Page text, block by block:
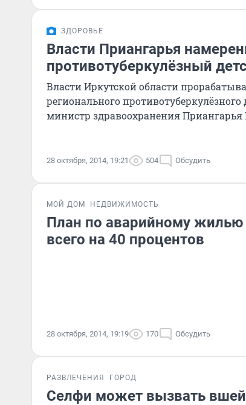
ЗДОРОВЬЕ
Власти Приангарья
противотуберкулёзный
Власти Иркутской области
регионального
министр здравоохранения
28 октября, 2014, 19:21 504 Обсудить
МОЙ ДОМ НЕДВИЖИМОСТЬ
План по аварийному
всего на 40 процентов
28 октября, 2014, 19:19 170 Обсудить
РАЗВЛЕЧЕНИЯ ГОРОД
Селфи может вызвать вшей